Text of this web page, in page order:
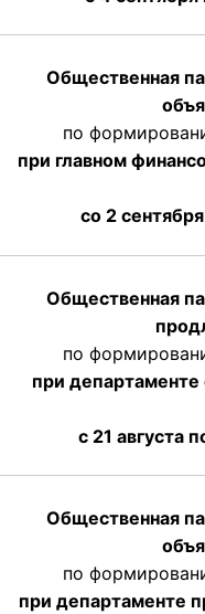
Общественная
по
при главном
со 2
Общественная
по
при департаменте
с 21 августа
Общественная
по
при департаменте